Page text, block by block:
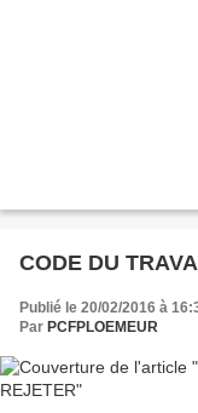
CODE DU
Publié le 20/02/2016 à
Par PCFPLOEMEUR